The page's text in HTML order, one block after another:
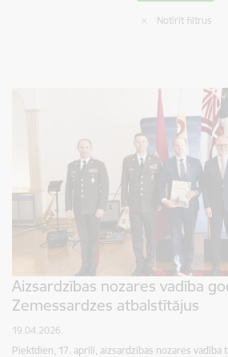
Notīrīt filtrus
Aizsardzības nozares vadība
Zemessardzes atbalstītājus
19.04.2026.
Piektdien, 17. aprīlī, aizsardzības nozares vadība